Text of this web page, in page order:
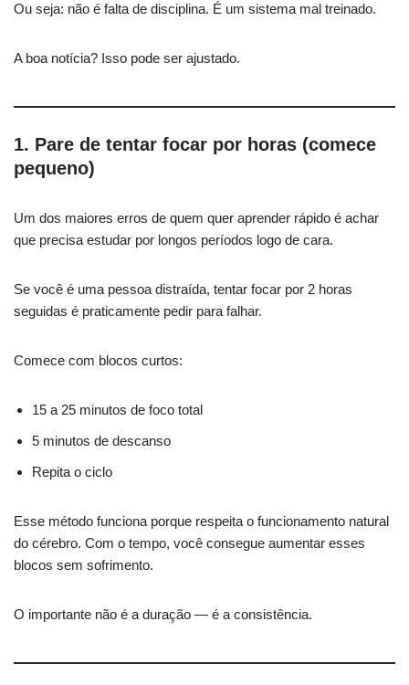
Ou seja: não é falta de disciplina. É um sistema mal treinado.
A boa notícia? Isso pode ser ajustado.
1. Pare de tentar focar por horas (comece
pequeno)
Um dos maiores erros de quem quer aprender rápido é achar
que precisa estudar por longos períodos logo de cara.
Se você é uma pessoa distraída, tentar focar por 2 horas
seguidas é praticamente pedir para falhar.
Comece com blocos curtos:
15 a 25 minutos de foco total
5 minutos de descanso
Repita o ciclo
Esse método funciona porque respeita o funcionamento natural
do cérebro. Com o tempo, você consegue aumentar esses
blocos sem sofrimento.
O importante não é a duração — é a consistência.